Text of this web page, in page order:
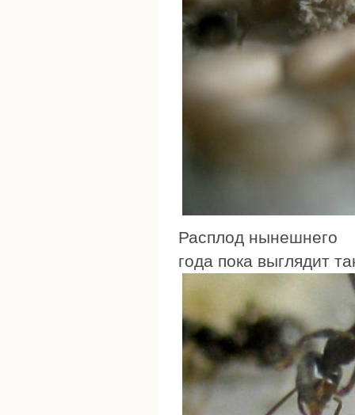
Расплод нынешнего
года пока выглядит